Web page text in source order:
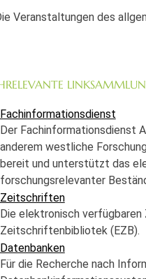
Veranstaltungen des
Fachinformationsdienst
Der Fachinformationsdienst
anderem westliche
bereit und unterstützt das
forschungsrelevanter
Zeitschriften
Die elektronisch
Zeitschriftenbibliotek (EZB).
Datenbanken
Für die Recherche nach